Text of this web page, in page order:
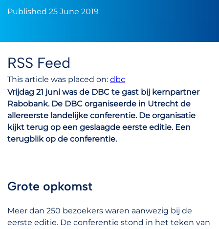
Published 25 June 2019
RSS Feed
This article was placed on: dbc
Vrijdag 21 juni was de DBC te gast bij kernpartner
Rabobank. De DBC organiseerde in Utrecht de
allereerste landelijke conferentie. De organisatie
kijkt terug op een geslaagde eerste editie. Een
terugblik op de conferentie.
Grote opkomst
Meer dan 250 bezoekers waren aanwezig bij de
eerste editie. De conferentie stond in het teken van